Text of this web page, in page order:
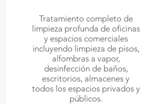
Tratamiento completo de
limpieza profunda de oficinas
y espacios comerciales
incluyendo limpieza de pisos,
alfombras a vapor,
desinfección de baños,
escritorios, almacenes y
todos los espacios privados y
públicos.